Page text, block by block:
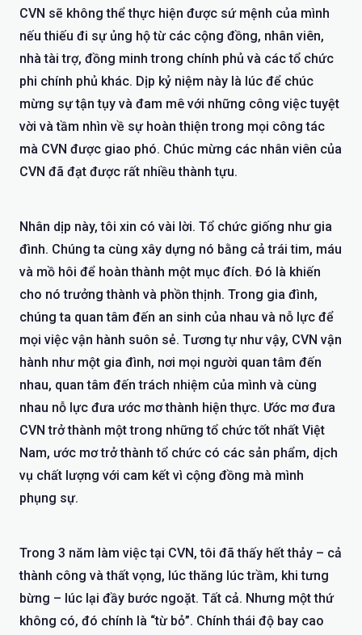
CVN sẽ không thể thực hiện được sứ mệnh của mình
nếu thiếu đi sự ủng hộ từ các cộng đồng, nhân viên,
nhà tài trợ, đồng minh trong chính phủ và các tổ chức
phi chính phủ khác. Dịp kỷ niệm này là lúc để chúc
mừng sự tận tụy và đam mê với những công việc tuyệt
vời và tầm nhìn về sự hoàn thiện trong mọi công tác
mà CVN được giao phó. Chúc mừng các nhân viên của
CVN đã đạt được rất nhiều thành tựu.
Nhân dịp này, tôi xin có vài lời. Tổ chức giống như gia
đình. Chúng ta cùng xây dựng nó bằng cả trái tim, máu
và mồ hôi để hoàn thành một mục đích. Đó là khiến
cho nó trưởng thành và phồn thịnh. Trong gia đình,
chúng ta quan tâm đến an sinh của nhau và nỗ lực để
mọi việc vận hành suôn sẻ. Tương tự như vậy, CVN vận
hành như một gia đình, nơi mọi người quan tâm đến
nhau, quan tâm đến trách nhiệm của mình và cùng
nhau nỗ lực đưa ước mơ thành hiện thực. Ước mơ đưa
CVN trở thành một trong những tổ chức tốt nhất Việt
Nam, ước mơ trở thành tổ chức có các sản phẩm, dịch
vụ chất lượng với cam kết vì cộng đồng mà mình
phụng sự.
Trong 3 năm làm việc tại CVN, tôi đã thấy hết thảy – cả
thành công và thất vọng, lúc thăng lúc trầm, khi tưng
bừng – lúc lại đầy bước ngoặt. Tất cả. Nhưng một thứ
không có, đó chính là “từ bỏ”. Chính thái độ bay cao